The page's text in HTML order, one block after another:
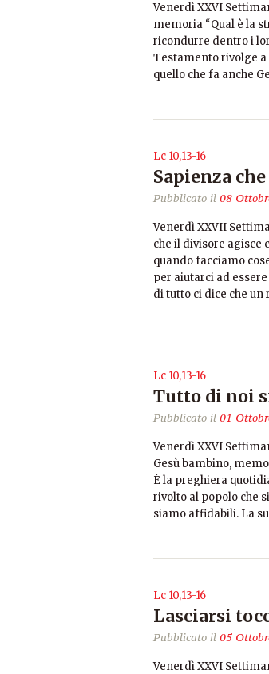
Venerdì XXVI
memoria “Qual è la
ricondurre dentro i
Testamento rivolge a
quello che fa anche
Lc 10,13-16
Sapienza
Pubblicato il 08
Venerdì XXVII
che il divisore agisce
quando facciamo
per aiutarci ad
di tutto ci dice che un
Lc 10,13-16
Tutto di noi
Pubblicato il 01
Venerdì XXVI
Gesù bambino,
È la preghiera
rivolto al popolo che
siamo affidabili. La
Lc 10,13-16
Lasciarsi
Pubblicato il 05
Venerdì XXVI